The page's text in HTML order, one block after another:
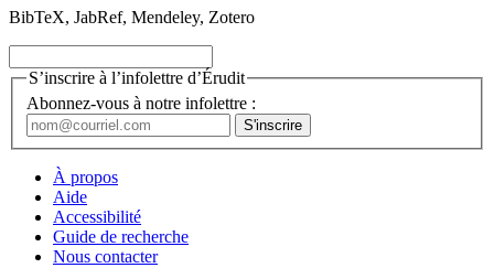
BibTeX, JabRef, Mendeley, Zotero
S’inscrire à l’infolettre d’Érudit
Abonnez-vous à notre infolettre :
À propos
Aide
Accessibilité
Guide de recherche
Nous contacter